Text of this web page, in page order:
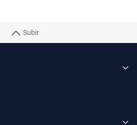
Subir